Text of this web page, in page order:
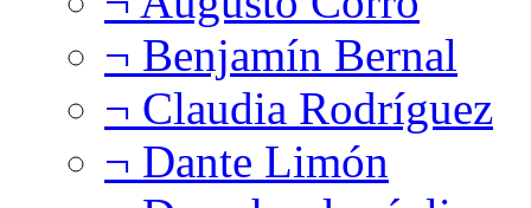
¬ Benjamín Bernal
¬ Claudia Rodríguez
¬ Dante Limón